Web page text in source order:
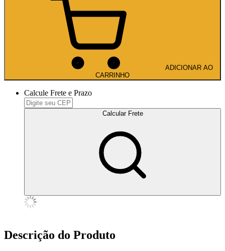
CARRINHO
Calcule Frete e Prazo
Calcular Frete
Descrição do Produto